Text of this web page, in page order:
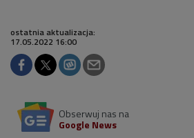
ostatnia aktualizacja:
17.05.2022 16:00
Obserwuj nas na
Google News